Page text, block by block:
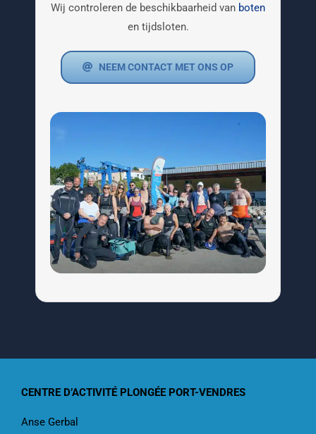
Wij controleren de beschikbaarheid van boten
en tijdsloten.
NEEM CONTACT MET ONS OP
CENTRE D’ACTIVITÉ PLONGÉE PORT-VENDRES
Anse Gerbal